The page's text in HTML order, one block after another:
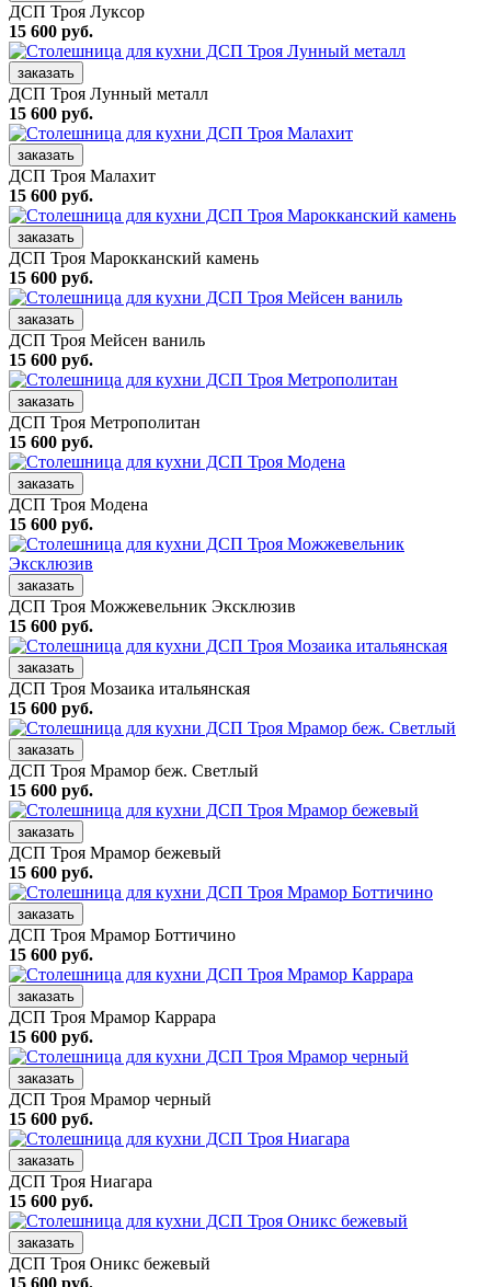
ДСП Троя Луксор
15 600 руб.
заказать
ДСП Троя Лунный металл
15 600 руб.
заказать
ДСП Троя Малахит
15 600 руб.
заказать
ДСП Троя Марокканский камень
15 600 руб.
заказать
ДСП Троя Мейсен ваниль
15 600 руб.
заказать
ДСП Троя Метрополитан
15 600 руб.
заказать
ДСП Троя Модена
15 600 руб.
заказать
ДСП Троя Можжевельник Эксклюзив
15 600 руб.
заказать
ДСП Троя Мозаика итальянская
15 600 руб.
заказать
ДСП Троя Мрамор беж. Светлый
15 600 руб.
заказать
ДСП Троя Мрамор бежевый
15 600 руб.
заказать
ДСП Троя Мрамор Боттичино
15 600 руб.
заказать
ДСП Троя Мрамор Каррара
15 600 руб.
заказать
ДСП Троя Мрамор черный
15 600 руб.
заказать
ДСП Троя Ниагара
15 600 руб.
заказать
ДСП Троя Оникс бежевый
15 600 руб.